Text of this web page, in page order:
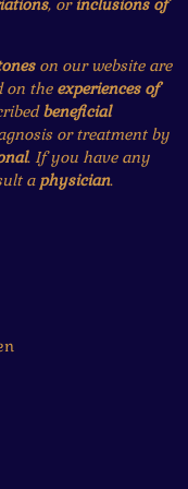
, orinclusions of
on our website are
on the experiences of
beneficial
or treatment by
. If you have any
a physician.